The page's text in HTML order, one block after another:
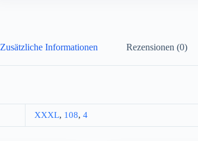
Zusätzliche Informationen Rezensionen (0)
XXXL, 108, 4